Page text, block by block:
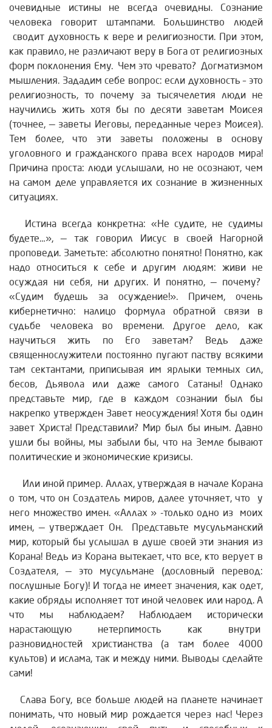
очевидные истины не всегда очевидны. Сознание
человека говорит штампами. Большинство людей
сводит духовность к вере и религиозности. При этом,
как правило, не различают веру в Бога от религиозных
форм поклонения Ему. Чем это чревато? Догматизмом
мышления. Зададим себе вопрос: если духовность – это
религиозность, то почему за тысячелетия люди не
научились жить хотя бы по десяти заветам Моисея
(точнее, — заветы Иеговы, переданные через Моисея).
Тем более, что эти заветы положены в основу
уголовного и гражданского права всех народов мира!
Причина проста: люди услышали, но не осознают, чем
на самом деле управляется их сознание в жизненных
ситуациях.
Истина всегда конкретна: «Не судите, не судимы
будете…», — так говорил Иисус в своей Нагорной
проповеди. Заметьте: абсолютно понятно! Понятно, как
надо относиться к себе и другим людям: живи не
осуждая ни себя, ни других. И понятно, — почему?
«Судим будешь за осуждение!». Причем, очень
кибернетично: налицо формула обратной связи в
судьбе человека во времени. Другое дело, как
научиться жить по Его заветам? Ведь даже
священнослужители постоянно пугают паству всякими
там сектантами, приписывая им ярлыки темных сил,
бесов, Дьявола или даже самого Сатаны! Однако
представьте мир, где в каждом сознании был бы
накрепко утвержден Завет неосуждения! Хотя бы один
завет Христа! Представили? Мир был бы иным. Давно
ушли бы войны, мы забыли бы, что на Земле бывают
политические и экономические кризисы.
Или иной пример. Аллах, утверждая в начале Корана
о том, что он Создатель миров, далее уточняет, что у
него множество имен. «Аллах » -только одно из моих
имен, — утверждает Он. Представьте мусульманский
мир, который бы услышал в душе своей эти знания из
Корана! Ведь из Корана вытекает, что все, кто верует в
Создателя, — это мусульмане (дословный перевод:
послушные Богу)! И тогда не имеет значения, как одет,
какие обряды исполняет тот иной человек или народ. А
что мы наблюдаем? Наблюдаем исторически
нарастающую нетерпимость как внутри
разновидностей христианства (а там более 4000
культов) и ислама, так и между ними. Выводы сделайте
сами!
Слава Богу, все больше людей на планете начинает
понимать, что новый мир рождается через нас! Через